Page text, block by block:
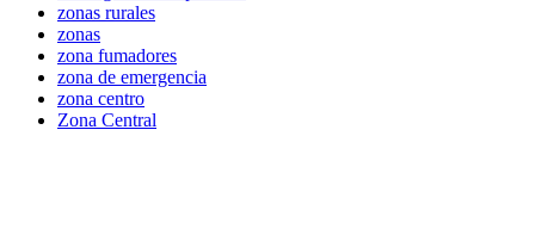
zonas rurales
zonas
zona fumadores
zona de emergencia
zona centro
Zona Central